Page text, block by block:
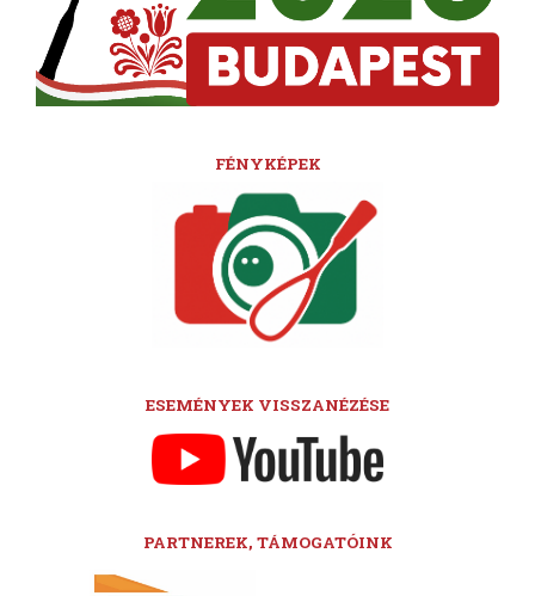
FÉNYKÉPEK
ESEMÉNYEK VISSZANÉZÉSE
PARTNEREK, TÁMOGATÓINK